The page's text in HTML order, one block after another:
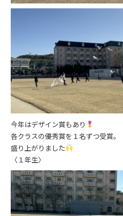
今年はデザイン賞もあり
各クラスの優秀賞を１名ずつ受賞。
盛り上がりました
〈１年生〉